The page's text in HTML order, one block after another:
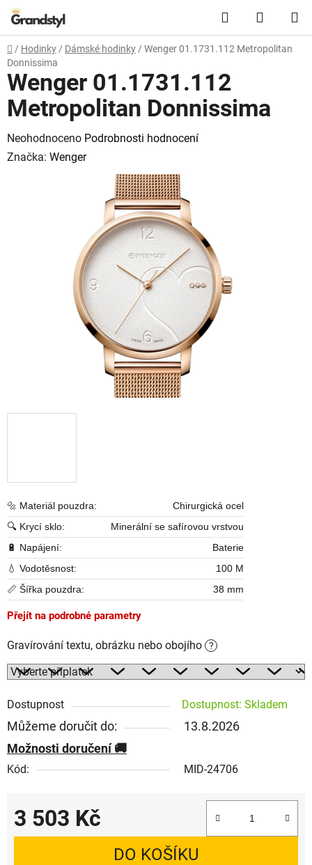
Přejít na obsah Hledat
Domů
/ Hodinky / Dámské hodinky / Wenger 01.1731.112 Metropolitan
Donnissima
🔩 Materiál pouzdra:
Chirurgická ocel
🔍 Krycí sklo:
Minerální se safírovou vrstvou
🔋 Napájení:
Baterie
💧 Vodotěsnost:
100 M
📏 Šířka pouzdra:
38 mm
Přejít na podrobné parametry
Gravírování textu, obrázku nebo obojího ?
Dostupnost Dostupnost: Skladem
Můžeme doručit do:
13.8.2026
Možnosti doručení
Kód: MID-24706
3 503 Kč
Měrná cena:
DO KOŠÍKU
Wenger 01.1731.112
Metropolitan Donnissima
Průměrné hodnocení produktu je 0,0 z 5 hvězdiček.
Neohodnoceno Podrobnosti hodnocení
Značka: Wenger